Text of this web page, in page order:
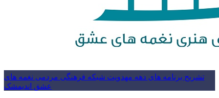
تشریح برنامه های دهه مهدویت شبکه فرهنگی مردمی نغمه های
عشق اندیمشک